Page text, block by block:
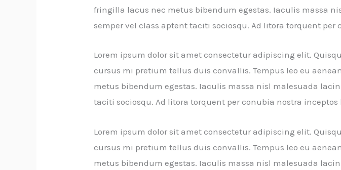
fringilla lacus nec metus bibendum egestas. Iaculis massa
semper vel class aptent taciti sociosqu. Ad litora torquent
Lorem ipsum dolor sit amet consectetur adipiscing elit.
cursus mi pretium tellus duis convallis. Tempus leo eu
metus bibendum egestas. Iaculis massa nisl malesuada
taciti sociosqu. Ad litora torquent per conubia nostra inceptos
Lorem ipsum dolor sit amet consectetur adipiscing elit.
cursus mi pretium tellus duis convallis. Tempus leo eu
metus bibendum egestas. Iaculis massa nisl malesuada